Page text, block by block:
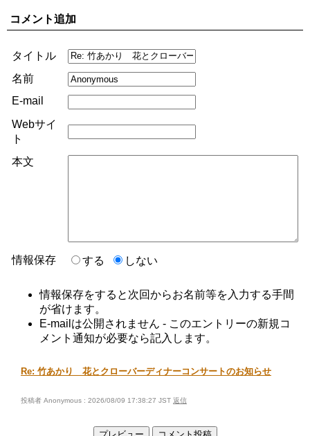
コメント追加
タイトル
名前
E-mail
Webサイ
ト
本文
情報保存 する しない
情報保存をすると次回からお名前等を入力する手間
が省けます。
E-mailは公開されません - このエントリーの新規コ
メント通知が必要なら記入します。
Re: 竹あかり 花とクローバーディナーコンサートのお知らせ
投稿者 Anonymous : 2026/08/09 17:38:27 JST 返信